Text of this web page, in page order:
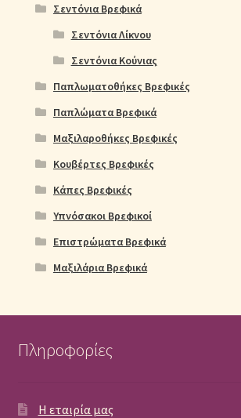
Σεντόνια Βρεφικά
Σεντόνια Λίκνου
Σεντόνια Κούνιας
Παπλωματοθήκες Βρεφικές
Παπλώματα Βρεφικά
Μαξιλαροθήκες Βρεφικές
Κουβέρτες Βρεφικές
Κάπες Βρεφικές
Υπνόσακοι Βρεφικοί
Επιστρώματα Βρεφικά
Μαξιλάρια Βρεφικά
Πληροφορίες
Η εταιρία μας